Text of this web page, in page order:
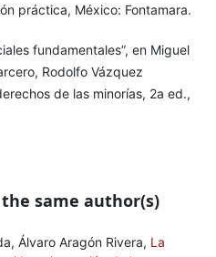
práctica, México: Fontamara.
fundamentales”, en Miguel
Rodolfo Vázquez
de las minorías, 2a ed.,
Trota.
same author(s)
Álvaro Aragón Rivera, La